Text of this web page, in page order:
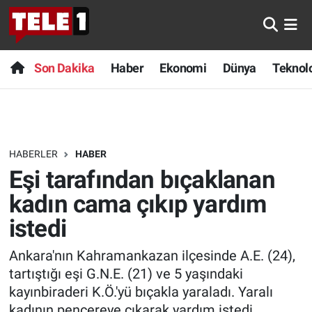
Son Dakika Haber Ekonomi Dünya
HABERLER HABER
Eşi tarafından bıçaklanan
kadın cama çıkıp yardım
istedi
Ankara'nın Kahramankazan ilçesinde A.E. (24),
tartıştığı eşi G.N.E. (21) ve 5 yaşındaki
kayınbiraderi K.Ö.'yü bıçakla yaraladı. Yaralı
Anında Manşet
Başka Sohbetler
Bilim turu
Bilim ve Teknoloji Evreni
Doğa Konuşuyor
Dünya
Ege Saati
Son Dakika
Haber
Dünya
Teknoloji
Sağlık
Spor
Yayın Akışı
Nöbetçi Eczaneler
Hava Durumu
Trafik Durumu
Süper Lig Puan Durumu ve Fikstür
Tüm Manşetler
Son Dakika Haberleri
Haber Arşivi